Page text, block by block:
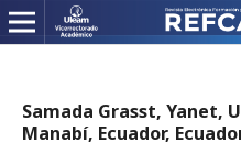
Samada Grasst, Yanet,
Manabí, Ecuador,